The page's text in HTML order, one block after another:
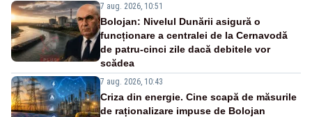
7 aug. 2026, 10:51
Bolojan: Nivelul Dunării asigură o
funcționare a centralei de la Cernavodă
de patru-cinci zile dacă debitele vor
scădea
7 aug. 2026, 10:43
Criza din energie. Cine scapă de măsurile
de raționalizare impuse de Bolojan